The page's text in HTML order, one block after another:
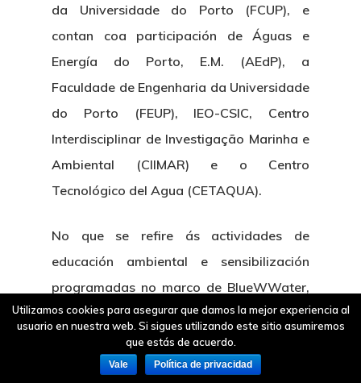
da Universidade do Porto (FCUP), e
contan coa participación de Águas e
Energía do Porto, E.M. (AEdP), a
Faculdade de Engenharia da Universidade
do Porto (FEUP), IEO-CSIC, Centro
Interdisciplinar de Investigação Marinha e
Ambiental (CIIMAR) e o Centro
Tecnológico del Agua (CETAQUA).
No que se refire ás actividades de
educación ambiental e sensibilización
programadas no marco de BlueWWater,
produciuse un vídeo educativo que leva
por título “O ciclo de vida do plástico”,
celebráronse campañas de limpeza nos
Utilizamos cookies para asegurar que damos la mejor experiencia al
usuario en nuestra web. Si sigues utilizando este sitio asumiremos
que estás de acuerdo.
Vale Política de privacidad